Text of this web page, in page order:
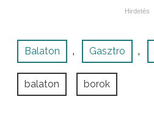
Balaton , Gasztro ,
balaton borok